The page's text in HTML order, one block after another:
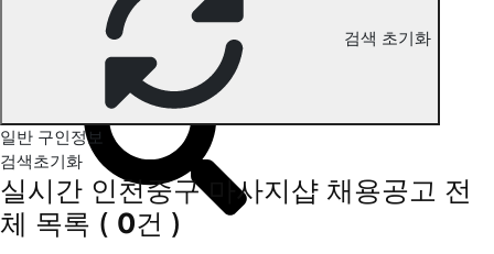
인천중구 마사지 구인정보 검색 초기화
일반 구인정보
검색초기화
실시간 인천중구 마사지샵 채용공고 전
체 목록 ( 0건 )